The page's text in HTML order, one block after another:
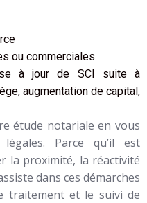
ou commerciales
à jour de SCI suite à
augmentation de capital,
étude notariale en vous
Parce qu’il est
la proximité, la réactivité
dans ces démarches
traitement et le suivi de